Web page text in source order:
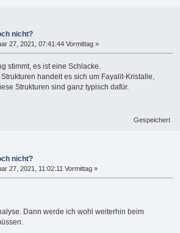
nicht?
27, 2021, 07:41:44 Vormittag »
stimmt, es ist eine Schlacke.
handelt es sich um Fayalit-Kristalle,
Strukturen sind ganz typisch dafür.
Gespeichert
nicht?
27, 2021, 11:02:11 Vormittag »
Dann werde ich wohl weiterhin beim